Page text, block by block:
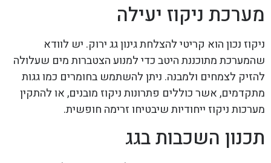
מערכת ניקוז יעילה
ניקוז נכון הוא קריטי להצלחת גינון גג ירוק. יש לוודא
שהמערכת מתוכננת היטב כדי למנוע הצטברות מים שעלולה
להזיק לצמחים ולמבנה. ניתן להשתמש בחומרים כמו גגות
מתקדמים, אשר כוללים פתרונות ניקוז מובנים, או להתקין
מערכות ניקוז ייחודיות שיבטיחו זרימה חופשית.
תכנון השכבות בגג